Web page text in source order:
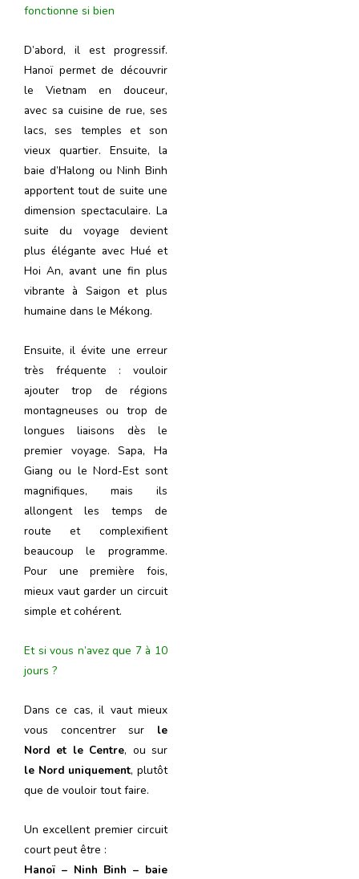
fonctionne si bien
D’abord, il est progressif.
Hanoï permet de découvrir
le Vietnam en douceur,
avec sa cuisine de rue, ses
lacs, ses temples et son
vieux quartier. Ensuite, la
baie d’Halong ou Ninh Binh
apportent tout de suite une
dimension spectaculaire. La
suite du voyage devient
plus élégante avec Hué et
Hoi An, avant une fin plus
vibrante à Saigon et plus
humaine dans le Mékong.
Ensuite, il évite une erreur
très fréquente : vouloir
ajouter trop de régions
montagneuses ou trop de
longues liaisons dès le
premier voyage. Sapa, Ha
Giang ou le Nord-Est sont
magnifiques, mais ils
allongent les temps de
route et complexifient
beaucoup le programme.
Pour une première fois,
mieux vaut garder un circuit
simple et cohérent.
Et si vous n’avez que 7 à 10
jours ?
Dans ce cas, il vaut mieux
vous concentrer sur le
Nord et le Centre, ou sur
le Nord uniquement, plutôt
que de vouloir tout faire.
Un excellent premier circuit
court peut être :
Hanoï – Ninh Binh – baie